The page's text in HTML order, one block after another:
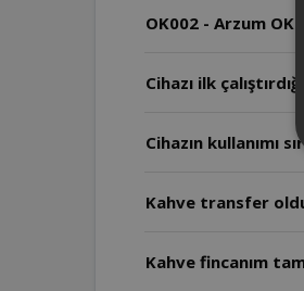
OK002 - Arzum
Cihazı ilk
Cihazın kullanımı
Kahve transfer
Kahve fincanım